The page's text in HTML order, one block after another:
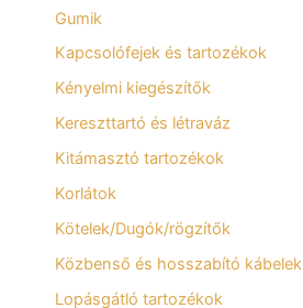
Gumik
Kapcsolófejek és tartozékok
Kényelmi kiegészítők
Kereszttartó és létraváz
Kitámasztó tartozékok
Korlátok
Kötelek/Dugók/rögzítők
Közbenső és hosszabító kábelek
Lopásgátló tartozékok